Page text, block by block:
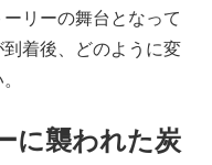
リーの舞台となって
着後、どのように変
に襲われた炭